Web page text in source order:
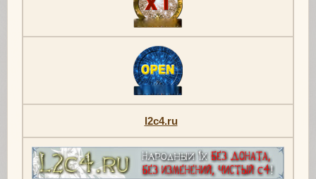
l2c4.ru